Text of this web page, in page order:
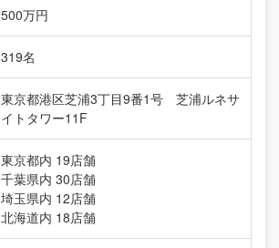
500万円
319名
東京都港区芝浦3丁目9番1号 芝浦ルネサ
イトタワー11F
東京都内 19店舗
千葉県内 30店舗
埼玉県内 12店舗
北海道内 18店舗